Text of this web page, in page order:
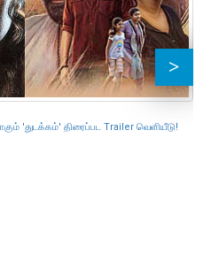
'துடக்கம்' திரைப்பட Trailer வெளியீடு!